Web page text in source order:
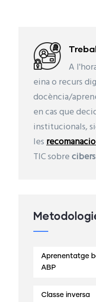
A
eina o recurs
docència/
en cas que
institucionals,
les
TIC sobre
Aprenentatge
ABP
Classe inversa